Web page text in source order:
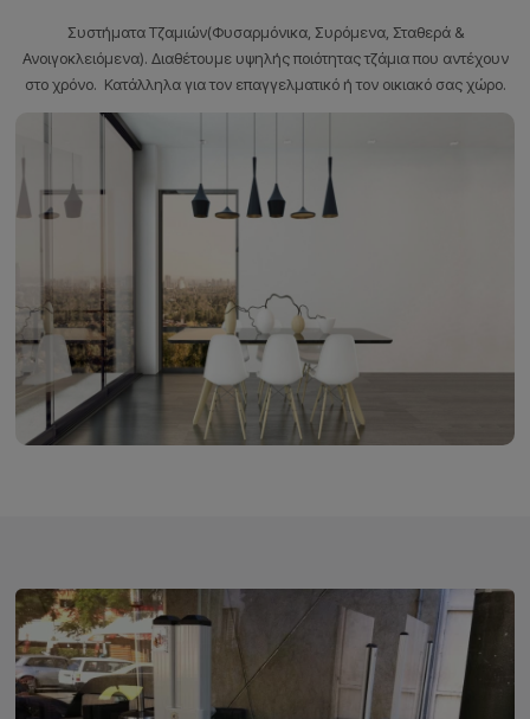
Συστήματα Τζαμιών(Φυσαρμόνικα, Συρόμενα, Σταθερά &
Ανοιγοκλειόμενα). Διαθέτουμε υψηλής ποιότητας τζάμια που αντέχουν
στο χρόνο. Κατάλληλα για τον επαγγελματικό ή τον οικιακό σας χώρο.